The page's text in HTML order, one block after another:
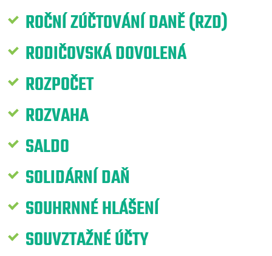
ROČNÍ ZÚČTOVÁNÍ DANĚ (RZD)
RODIČOVSKÁ DOVOLENÁ
ROZPOČET
ROZVAHA
SALDO
SOLIDÁRNÍ DAŇ
SOUHRNNÉ HLÁŠENÍ
SOUVZTAŽNÉ ÚČTY